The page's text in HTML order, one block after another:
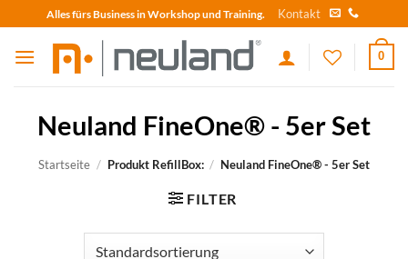
to
content
Alles fürs Business in Workshop und Training. Kontakt
0
Neuland FineOne® - 5er Set
Startseite / Produkt RefillBox: / Neuland FineOne® - 5er Set
FILTER